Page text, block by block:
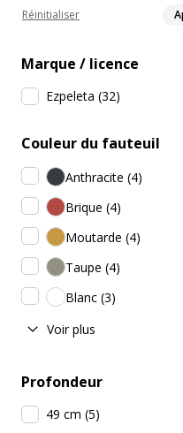
Réinitialiser
Marque / licence
Ezpeleta (32)
Couleur du fauteuil
Anthracite (4)
Brique (4)
Moutarde (4)
Taupe (4)
Blanc (3)
Voir plus
Profondeur
49 cm (5)